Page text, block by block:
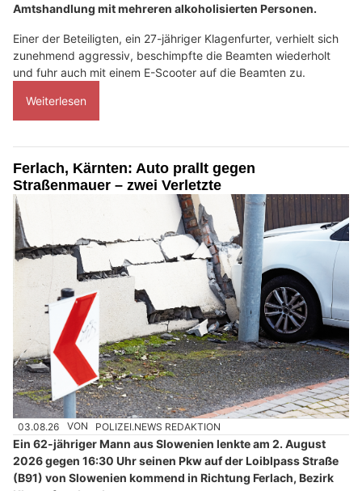
Amtshandlung mit mehreren alkoholisierten Personen.
Einer der Beteiligten, ein 27-jähriger Klagenfurter, verhielt sich
zunehmend aggressiv, beschimpfte die Beamten wiederholt
und fuhr auch mit einem E-Scooter auf die Beamten zu.
Weiterlesen
Ferlach, Kärnten: Auto prallt gegen
Straßenmauer – zwei Verletzte
03.08.26 VON POLIZEI.NEWS REDAKTION
Ein 62-jähriger Mann aus Slowenien lenkte am 2. August
2026 gegen 16:30 Uhr seinen Pkw auf der Loiblpass Straße
(B91) von Slowenien kommend in Richtung Ferlach, Bezirk